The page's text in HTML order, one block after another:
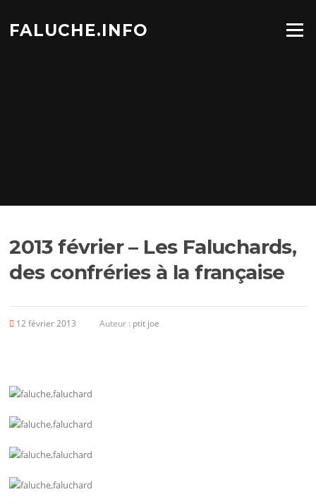
contenu
FALUCHE.INFO Menu
2013 février – Les Faluchards,
des confréries à la française
12 février 2013 Auteur : ptit joe